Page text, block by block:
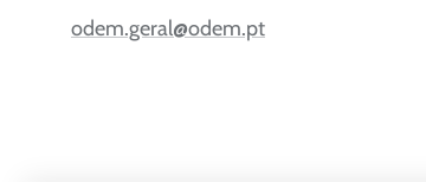
odem.geral@odem.pt